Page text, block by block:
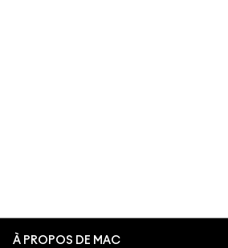
À PROPOS DE MAC